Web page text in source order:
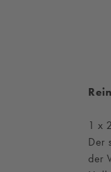
1 x
Der
der